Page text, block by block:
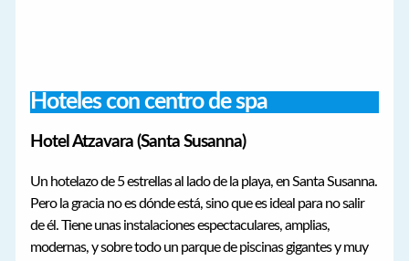
Hoteles con centro de spa
Hotel Atzavara (Santa Susanna)
Un hotelazo de 5 estrellas al lado de la playa, en Santa Susanna.
Pero la gracia no es dónde está, sino que es ideal para no salir
de él. Tiene unas instalaciones espectaculares, amplias,
modernas, y sobre todo un parque de piscinas gigantes y muy